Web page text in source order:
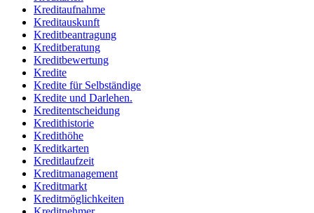
Kreditaufnahme
Kreditauskunft
Kreditbeantragung
Kreditberatung
Kreditbewertung
Kredite
Kredite für Selbständige
Kredite und Darlehen.
Kreditentscheidung
Kredithistorie
Kredithöhe
Kreditkarten
Kreditlaufzeit
Kreditmanagement
Kreditmarkt
Kreditmöglichkeiten